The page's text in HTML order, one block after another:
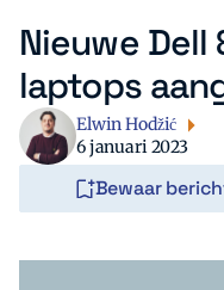
Nieuwe Dell
laptops
Elwin Hodžić
6 januari 2023
Bewaar